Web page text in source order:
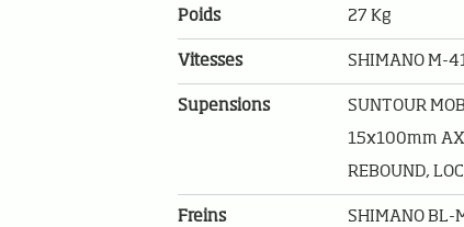
Poids 27 Kg
Vitesses SHIMANO M-
Supensions
SUNTOUR
15x100mm
REBOUND,
Freins SHIMANO BL-